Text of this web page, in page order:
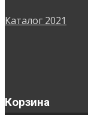
Каталог 2021
Корзина